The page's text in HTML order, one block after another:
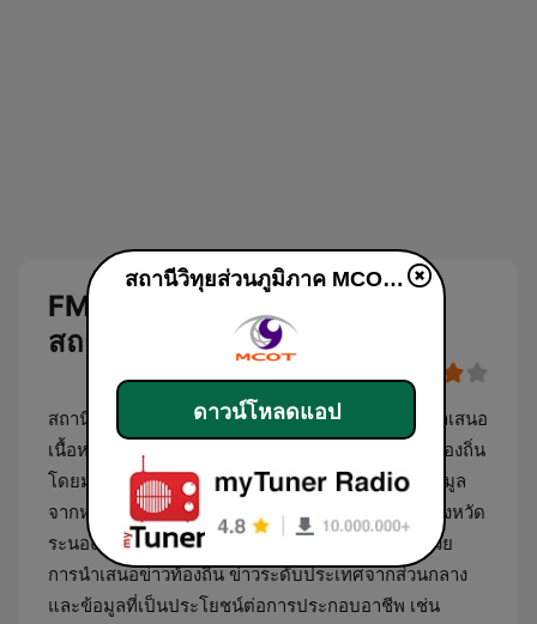
FM 100.5 MCOT Radio Live:
สถานีวิทยุ อสมท ระนอง
สถานีวิทยุ อสมท ระนอง (MCOT Radio Ranong) นำเสนอ
เนื้อหาในรูปแบบสถานีข่าวสารและสาระบันเทิงเพื่อท้องถิ่น
โดยมุ่งเน้นการรายงานข่าวสารเหตุการณ์ปัจจุบัน ข้อมูล
จากหน่วยงานภาครัฐ และกิจกรรมทางสังคมภายในจังหวัด
ระนองและพื้นที่ใกล้เคียง รูปแบบรายการประกอบด้วย
การนำเสนอข่าวท้องถิ่น ข่าวระดับประเทศจากส่วนกลาง
และข้อมูลที่เป็นประโยชน์ต่อการประกอบอาชีพ เช่น
สถานีวิทุยส่วนภูมิภาค MCOT Radio ระนอง
ดาวน์โหลดแอป